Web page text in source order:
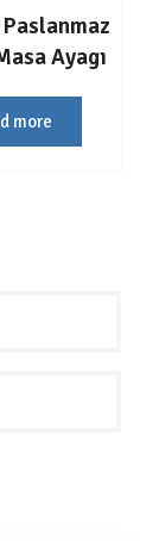
Ayagı
more